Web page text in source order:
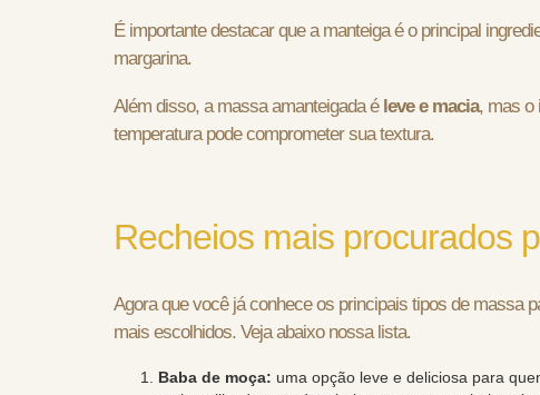
É importante destacar que a manteiga é o principal
margarina.
Além disso, a massa amanteigada é leve e macia, mas o
temperatura pode comprometer sua textura.
Recheios mais procurados
Agora que você já conhece os principais tipos de massa
mais escolhidos. Veja abaixo nossa lista.
Baba de moça: uma opção leve e deliciosa para